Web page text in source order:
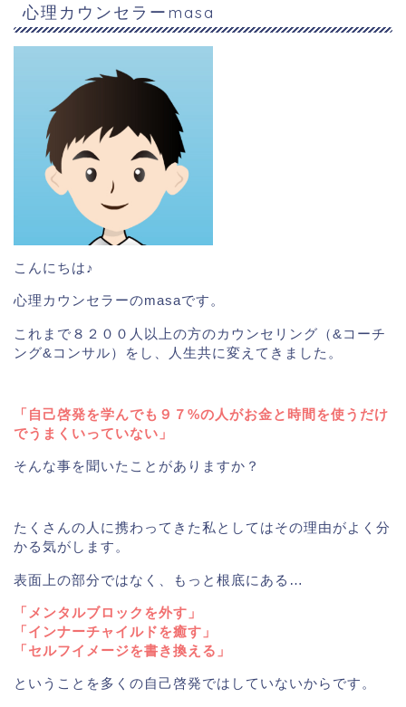
心理カウンセラーmasa
こんにちは♪
心理カウンセラーのmasaです。
これまで８２００人以上の方のカウンセリング（&コーチ
ング&コンサル）をし、人生共に変えてきました。
「自己啓発を学んでも９７%の人がお金と時間を使うだけ
でうまくいっていない」
そんな事を聞いたことがありますか？
たくさんの人に携わってきた私としてはその理由がよく分
かる気がします。
表面上の部分ではなく、もっと根底にある…
「メンタルブロックを外す」
「インナーチャイルドを癒す」
「セルフイメージを書き換える」
ということを多くの自己啓発ではしていないからです。